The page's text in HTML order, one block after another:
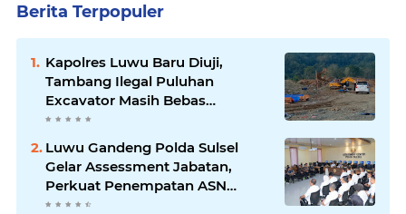
Berita Terpopuler
Kapolres Luwu Baru Diuji,
Tambang Ilegal Puluhan
Excavator Masih Bebas
Beroperasi
Luwu Gandeng Polda Sulsel
Gelar Assessment Jabatan,
Perkuat Penempatan ASN
Berbasis Kompetensi